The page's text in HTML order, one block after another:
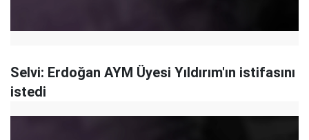
Selvi: Erdoğan AYM Üyesi Yıldırım'ın istifasını
istedi